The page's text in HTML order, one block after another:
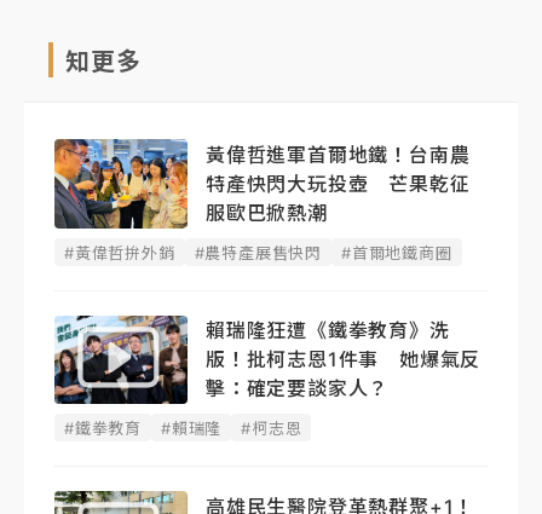
知更多
黃偉哲進軍首爾地鐵！台南農
特產快閃大玩投壺 芒果乾征
服歐巴掀熱潮
#黃偉哲拚外銷 #農特產展售快閃 #首爾地鐵商圈
賴瑞隆狂遭《鐵拳教育》洗
版！批柯志恩1件事 她爆氣反
擊：確定要談家人？
#鐵拳教育 #賴瑞隆 #柯志恩
高雄民生醫院登革熱群聚+1！